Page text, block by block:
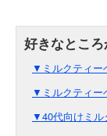
▼ミルクティー
▼ミルクティー
▼40代向けミル